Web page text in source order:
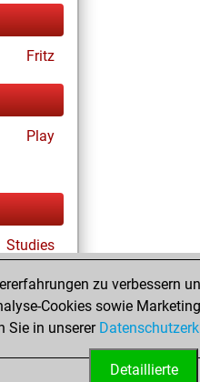
Fritz
Play
Studies
Fritz
zu verbessern
Cookies sowie
Sie in unserer
Detaillierte